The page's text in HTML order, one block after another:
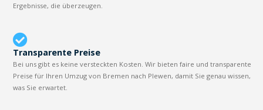
Ergebnisse, die überzeugen.
Transparente Preise
Bei uns gibt es keine versteckten Kosten. Wir bieten faire und transparente
Preise für Ihren Umzug von Bremen nach Plewen, damit Sie genau wissen,
was Sie erwartet.